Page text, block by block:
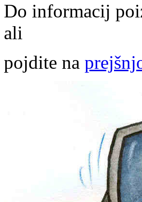
Do informacij
ali
pojdite na